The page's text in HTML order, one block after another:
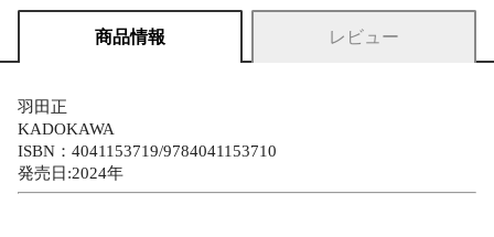
商品情報 レビュー
羽田正
KADOKAWA
ISBN：4041153719/9784041153710
発売日:2024年